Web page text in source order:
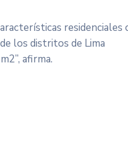
residenciales
los distritos de Lima
afirma.